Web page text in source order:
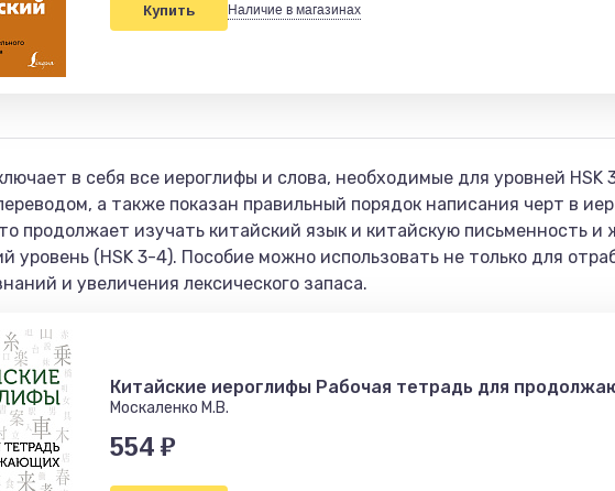
Купить Наличие в магазинах
в себя все иероглифы и слова, необходимые для уровней HSK
а также показан правильный порядок написания черт в
продолжает изучать китайский язык и китайскую письменность
уровень (HSK 3-4). Пособие можно использовать не только для
и увеличения лексического запаса.
Китайские иероглифы Рабочая тетрадь для
Москаленко М.В.
554 ₽